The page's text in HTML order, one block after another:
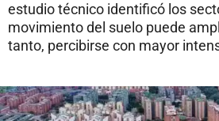
estudio técnico identificó los
movimiento del suelo puede
tanto, percibirse con mayor